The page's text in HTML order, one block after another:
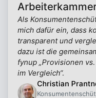
Als
mich dafür ein, dass
transparent und
dazu ist die
fynup „Provisionen
im Vergleich“.
Christian